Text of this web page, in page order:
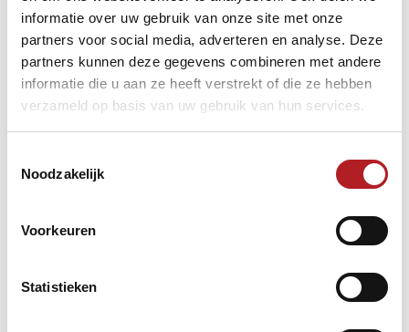
informatie over uw gebruik van onze site met onze
partners voor social media, adverteren en analyse. Deze
partners kunnen deze gegevens combineren met andere
informatie die u aan ze heeft verstrekt of die ze hebben
verzameld op basis van uw gebruik van hun services.
Noodzakelijk
Voorkeuren
Statistieken
KNBB zet op dit moment alles op alles om helderheid te
krijgen voor alles en iedereen. Zodra wij meer nieuws
ontvangen delen we dit uiteraard direct op deze website.